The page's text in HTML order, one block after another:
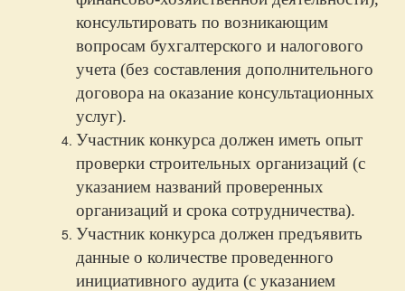
консультировать по возникающим
вопросам бухгалтерского и налогового
учета (без составления дополнительного
договора на оказание консультационных
услуг).
Участник конкурса должен иметь опыт
проверки строительных организаций (с
указанием названий проверенных
организаций и срока сотрудничества).
Участник конкурса должен предъявить
данные о количестве проведенного
инициативного аудита (с указанием